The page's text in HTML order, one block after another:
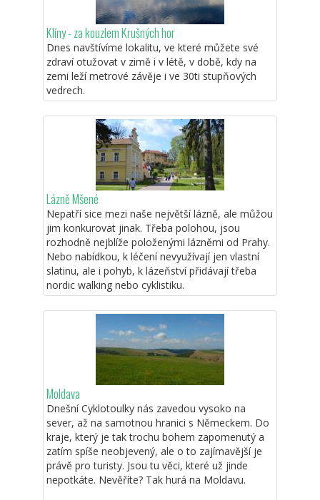
Klíny - za kouzlem Krušných hor
Dnes navštívíme lokalitu, ve které můžete své
zdraví otužovat v zimě i v létě, v době, kdy na
zemi leží metrové závěje i ve 30ti stupňových
vedrech.
Lázně Mšené
Nepatří sice mezi naše největší lázně, ale můžou
jim konkurovat jinak. Třeba polohou, jsou
rozhodně nejblíže položenými lázněmi od Prahy.
Nebo nabídkou, k léčení nevyužívají jen vlastní
slatinu, ale i pohyb, k lázeňství přidávají třeba
nordic walking nebo cyklistiku.
Moldava
Dnešní Cyklotoulky nás zavedou vysoko na
sever, až na samotnou hranici s Německem. Do
kraje, který je tak trochu bohem zapomenutý a
zatím spíše neobjevený, ale o to zajímavější je
právě pro turisty. Jsou tu věci, které už jinde
nepotkáte. Nevěříte? Tak hurá na Moldavu.